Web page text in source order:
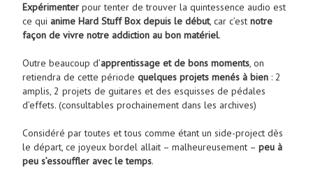
Expérimenter pour tenter de trouver la quintessence audio est
ce qui anime Hard Stuff Box depuis le début, car c’est notre
façon de vivre notre addiction au bon matériel.
Outre beaucoup d’apprentissage et de bons moments, on
retiendra de cette période quelques projets menés à bien : 2
amplis, 2 projets de guitares et des esquisses de pédales
d’effets. (consultables prochainement dans les archives)
Considéré par toutes et tous comme étant un side-project dès
le départ, ce joyeux bordel allait – malheureusement – peu à
peu s’essouffler avec le temps.